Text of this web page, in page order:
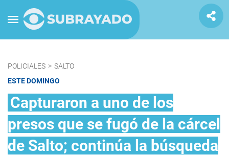
POLICIALES > SALTO
ESTE DOMINGO
Capturaron a uno de los
presos que se fugó de la cárcel
de Salto; continúa la búsqueda